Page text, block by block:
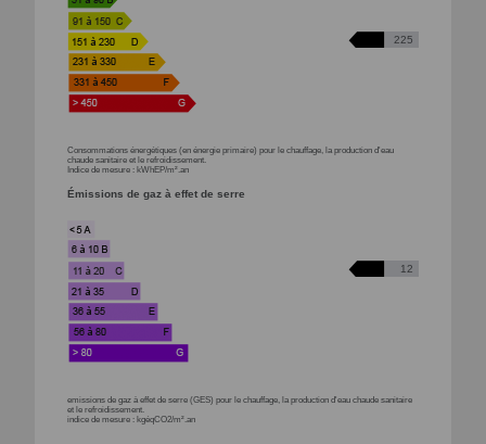
225
Consommations énergétiques (en énergie primaire) pour le chauffage, la production d'eau
chaude sanitaire et le refroidissement.
Indice de mesure : kWhEP/m².an
Émissions de gaz à effet de serre
12
emissions de gaz à effet de serre (GES) pour le chauffage, la production d'eau chaude sanitaire
et le refroidissement.
indice de mesure : kgéqCO2/m².an